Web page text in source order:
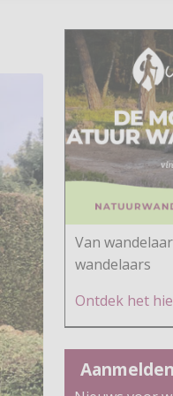
Van
wandelaars
Ontdek het